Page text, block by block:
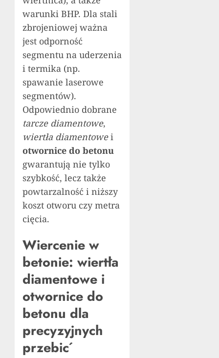
warunki BHP. Dla stali
zbrojeniowej ważna
jest odporność
segmentu na uderzenia
i termika (np.
spawanie laserowe
segmentów).
Odpowiednio dobrane
tarcze diamentowe,
wiertła diamentowei
otwornice do betonu
gwarantują nie tylko
szybkość, lecz także
powtarzalność i niższy
koszt otworu czy metra
cięcia.
Wiercenie w
betonie: wiertła
diamentowe i
otwornice do
betonu dla
precyzyjnych
przebić